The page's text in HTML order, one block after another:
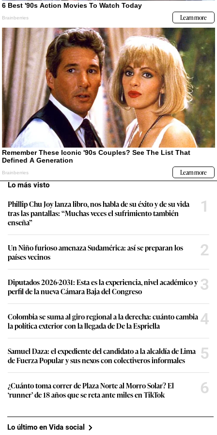
Lo más visto
Phillip Chu Joy lanza libro, nos habla de su éxito y de su vida
tras las pantallas: “Muchas veces el sufrimiento también
enseña”
1
Un Niño furioso amenaza Sudamérica: así se preparan los
países vecinos
2
Diputados 2026-2031: Esta es la experiencia, nivel académico y
perfil de la nueva Cámara Baja del Congreso
3
Colombia se suma al giro regional a la derecha: cuánto cambia
la política exterior con la llegada de De la Espriella
4
Samuel Daza: el expediente del candidato a la alcaldía de Lima
de Fuerza Popular y sus nexos con colectiveros informales
5
¿Cuánto toma correr de Plaza Norte al Morro Solar? El
‘runner’ de 18 años que se reta ante miles en TikTok
6
Lo último en Vida social